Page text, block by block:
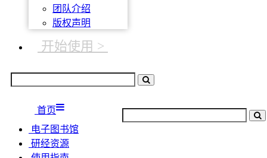
团队介绍
版权声明
开始使用 >
首页
电子图书馆
研经资源